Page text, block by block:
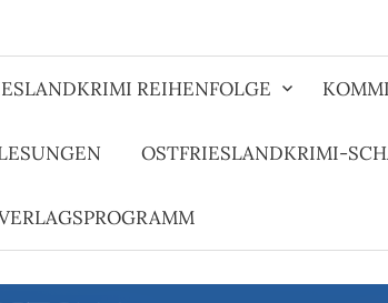
REIHENFOLGE
OSTFRIESLANDKRIMI-